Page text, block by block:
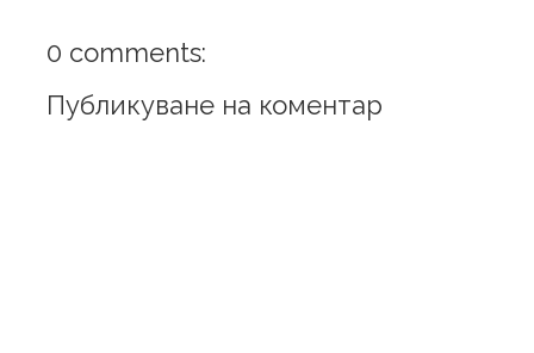
0 comments:
Публикуване на коментар